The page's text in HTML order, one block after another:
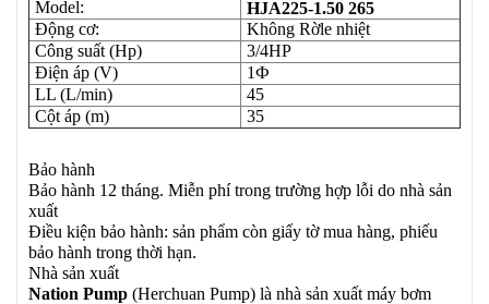
Model:
HJA225-1.50 265
Động cơ:
Không Rờle nhiệt
Công suất (Hp)
3/4HP
Điện áp (V)
1Ф
LL (L/min)
45
Cột áp (m)
35
Bảo hành
Bảo hành 12 tháng. Miễn phí trong trường hợp lỗi do nhà sản
xuất
Điều kiện bảo hành: sản phẩm còn giấy tờ mua hàng, phiếu
bảo hành trong thời hạn.
Nhà sản xuất
Nation Pump (Herchuan Pump) là nhà sản xuất máy bơm